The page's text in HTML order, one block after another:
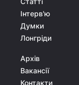
Інтерв'ю
Думки
Лонгріди
Архів
Вакансії
Контакти